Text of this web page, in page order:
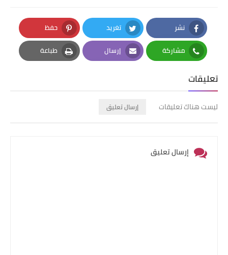
نشر
Facebook
تغريد
Twitter
حفظ
Pinterest
مشاركة
Whatsapp
إرسال
Email
طباعة
Print
تعليقات
ليست هناك تعليقات إرسال تعليق
إرسال تعليق